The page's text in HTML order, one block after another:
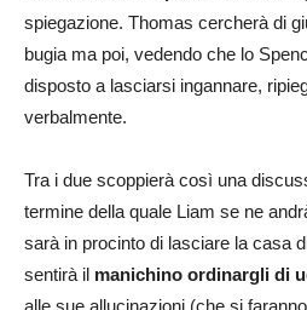
spiegazione. Thomas cercherà di
bugia ma poi, vedendo che lo
disposto a lasciarsi ingannare,
verbalmente.
Tra i due scoppierà così una
termine della quale Liam se ne
sarà in procinto di lasciare la casa
sentirà il manichino ordinargli di